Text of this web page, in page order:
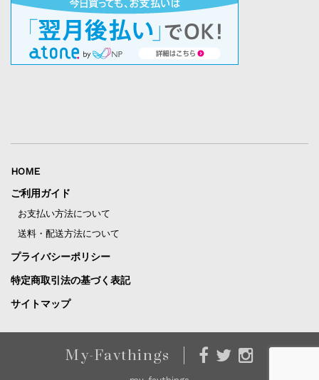
HOME
ご利用ガイド
お支払い方法について
送料・配送方法について
プライバシーポリシー
特定商取引法の基づく表記
サイトマップ
My-Favthings